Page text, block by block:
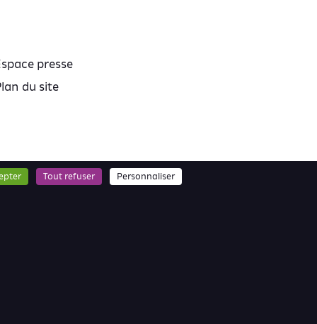
Tout refuser Personnaliser
presse
du site